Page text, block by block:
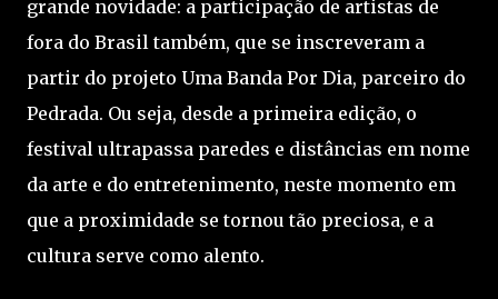
grande novidade: a participação de artistas de
fora do Brasil também, que se inscreveram a
partir do projeto Uma Banda Por Dia, parceiro do
Pedrada. Ou seja, desde a primeira edição, o
festival ultrapassa paredes e distâncias em nome
da arte e do entretenimento, neste momento em
que a proximidade se tornou tão preciosa, e a
cultura serve como alento.